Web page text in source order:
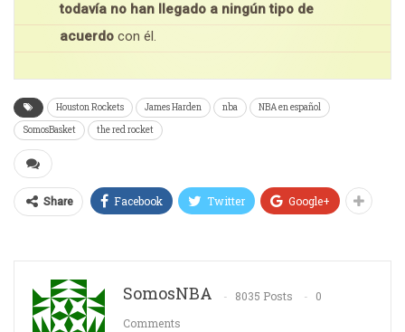
todavía no han llegado a ningún tipo de
acuerdo con él.
Houston Rockets James Harden nba
NBA en español
SomosBasket
the red rocket
Share Facebook Twitter Google+
SomosNBA 8035 Posts
0
Comments